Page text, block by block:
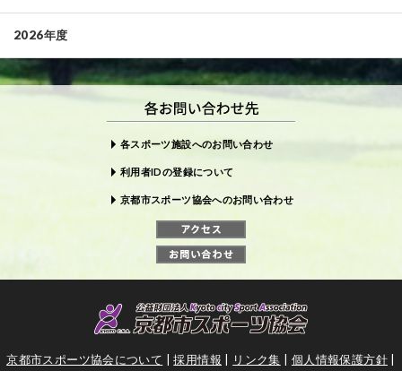
2026年度
各スポーツ施設へのお問い合わせ
利用者IDの登録について
京都市スポーツ協会へのお問い合わせ
京都市スポーツ協会について 採用情報 リンク集 個人情報保護方針